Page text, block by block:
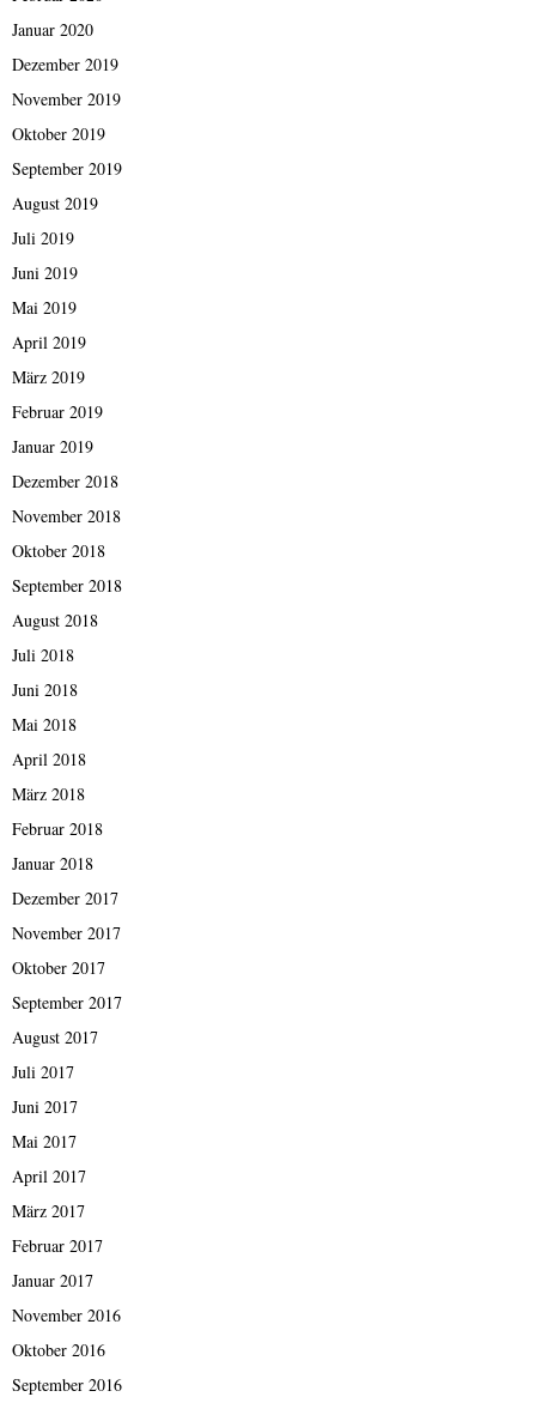
Januar 2020
Dezember 2019
November 2019
Oktober 2019
September 2019
August 2019
Juli 2019
Juni 2019
Mai 2019
April 2019
März 2019
Februar 2019
Januar 2019
Dezember 2018
November 2018
Oktober 2018
September 2018
August 2018
Juli 2018
Juni 2018
Mai 2018
April 2018
März 2018
Februar 2018
Januar 2018
Dezember 2017
November 2017
Oktober 2017
September 2017
August 2017
Juli 2017
Juni 2017
Mai 2017
April 2017
März 2017
Februar 2017
Januar 2017
November 2016
Oktober 2016
September 2016